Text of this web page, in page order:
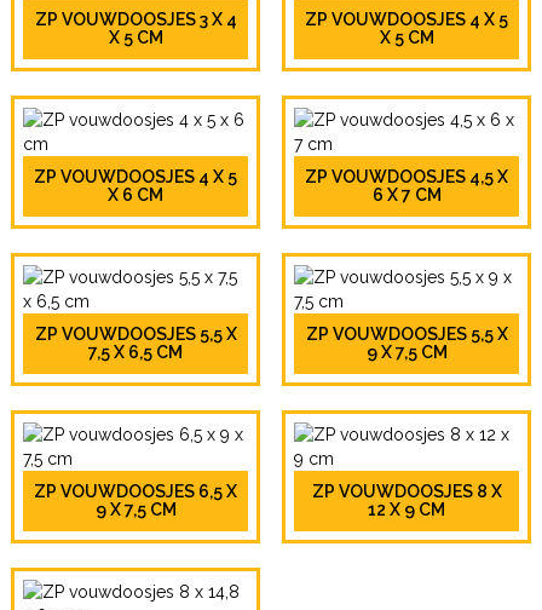
ZP VOUWDOOSJES 3 X 4
X 5 CM
ZP VOUWDOOSJES 4 X 5
X 5 CM
ZP VOUWDOOSJES 4 X 5
X 6 CM
ZP VOUWDOOSJES 4,5 X
6 X 7 CM
ZP VOUWDOOSJES 5,5 X
7,5 X 6,5 CM
ZP VOUWDOOSJES 5,5 X
9 X 7,5 CM
ZP VOUWDOOSJES 6,5 X
9 X 7,5 CM
ZP VOUWDOOSJES 8 X
12 X 9 CM